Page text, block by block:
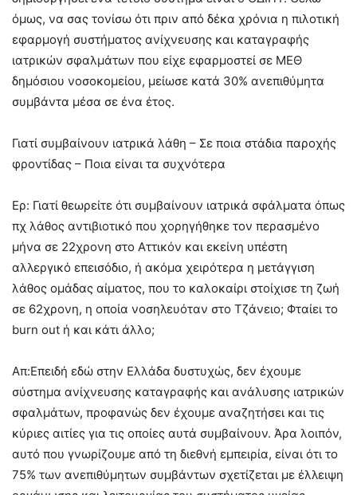
όμως, να σας τονίσω ότι πριν από δέκα χρόνια η πιλοτική
εφαρμογή συστήματος ανίχνευσης και καταγραφής
ιατρικών σφαλμάτων που είχε εφαρμοστεί σε ΜΕΘ
δημόσιου νοσοκομείου, μείωσε κατά 30% ανεπιθύμητα
συμβάντα μέσα σε ένα έτος.
Γιατί συμβαίνουν ιατρικά λάθη – Σε ποια στάδια παροχής
φροντίδας – Ποια είναι τα συχνότερα
Ερ: Γιατί θεωρείτε ότι συμβαίνουν ιατρικά σφάλματα όπως
πχ λάθος αντιβιοτικό που χορηγήθηκε τον περασμένο
μήνα σε 22χρονη στο Αττικόν και εκείνη υπέστη
αλλεργικό επεισόδιο, ή ακόμα χειρότερα η μετάγγιση
λάθος ομάδας αίματος, που το καλοκαίρι στοίχισε τη ζωή
σε 62χρονη, η οποία νοσηλευόταν στο Τζάνειο; Φταίει το
burn out ή και κάτι άλλο;
Απ:Επειδή εδώ στην Ελλάδα δυστυχώς, δεν έχουμε
σύστημα ανίχνευσης καταγραφής και ανάλυσης ιατρικών
σφαλμάτων, προφανώς δεν έχουμε αναζητήσει και τις
κύριες αιτίες για τις οποίες αυτά συμβαίνουν. Άρα λοιπόν,
αυτό που γνωρίζουμε από τη διεθνή εμπειρία, είναι ότι το
75% των ανεπιθύμητων συμβάντων σχετίζεται με έλλειψη